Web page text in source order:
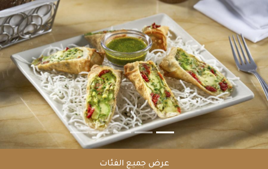
عرض جميع الفئات